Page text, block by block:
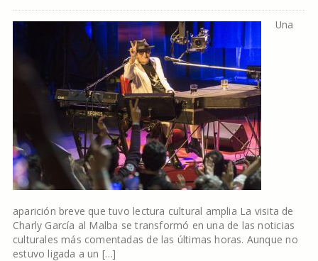
Una
aparición breve que tuvo lectura cultural amplia La visita de
Charly García al Malba se transformó en una de las noticias
culturales más comentadas de las últimas horas. Aunque no
estuvo ligada a un […]